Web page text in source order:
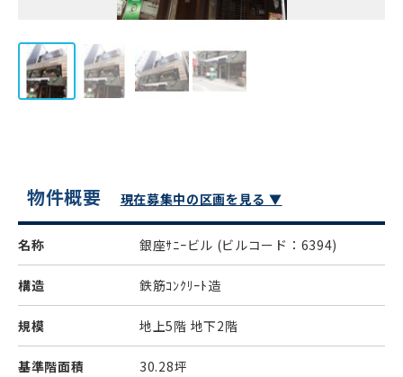
物件概要 現在募集中の区画を見る ▼
名称 銀座ｻﾆｰビル (ビルコード：6394)
構造 鉄筋ｺﾝｸﾘｰﾄ造
規模 地上5階 地下2階
基準階面積 30.28坪